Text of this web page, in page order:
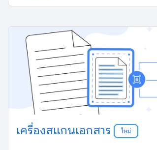
เครื่องสแกนเอกสาร ใหม่